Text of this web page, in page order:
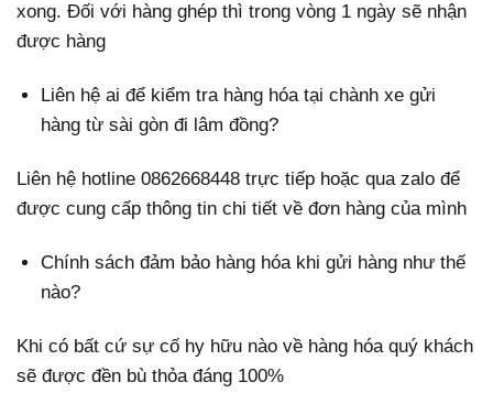
xong. Đối với hàng ghép thì trong vòng 1 ngày sẽ nhận
được hàng
Liên hệ ai để kiểm tra hàng hóa tại chành xe gửi
hàng từ sài gòn đi lâm đồng?
Liên hệ hotline 0862668448 trực tiếp hoặc qua zalo để
được cung cấp thông tin chi tiết về đơn hàng của mình
Chính sách đảm bảo hàng hóa khi gửi hàng như thế
nào?
Khi có bất cứ sự cố hy hữu nào về hàng hóa quý khách
sẽ được đền bù thỏa đáng 100%